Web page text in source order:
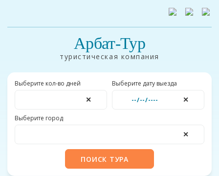
Арбат-Тур
туристическая компания
Выберите кол-во дней
✕
Выберите дату выезда
✕
Выберите город
✕
ПОИСК ТУРА